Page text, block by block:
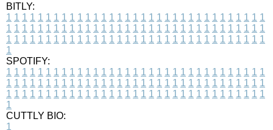
BITLY:
1 1 1 1 1 1 1 1 1 1 1 1 1 1 1 1 1 1 1 1 1 1 1 1 1 1 1 1 1 1 1 1 1
1 1 1 1 1 1 1 1 1 1 1 1 1 1 1 1 1 1 1 1 1 1 1 1 1 1 1 1 1 1 1 1 1
1 1 1 1 1 1 1 1 1 1 1 1 1 1 1 1 1 1 1 1 1 1 1 1 1 1 1 1 1 1 1 1 1
1
SPOTIFY:
1 1 1 1 1 1 1 1 1 1 1 1 1 1 1 1 1 1 1 1 1 1 1 1 1 1 1 1 1 1 1 1 1
1 1 1 1 1 1 1 1 1 1 1 1 1 1 1 1 1 1 1 1 1 1 1 1 1 1 1 1 1 1 1 1 1
1 1 1 1 1 1 1 1 1 1 1 1 1 1 1 1 1 1 1 1 1 1 1 1 1 1 1 1 1 1 1 1 1
1
CUTTLY BIO:
1